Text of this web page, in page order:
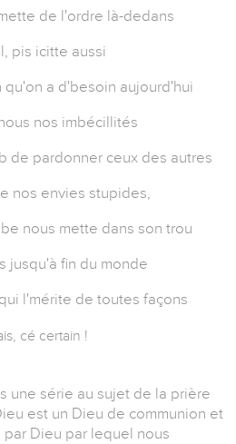
de l'ordre là-dedans
pis icitte aussi
qu'on a d'besoin aujourd'hui
nos imbécillités
de pardonner ceux des autres
nos envies stupides,
nous mette dans son trou
jusqu'à fin du monde
l'mérite de toutes façons
cé certain !
une série au sujet de la prière
est un Dieu de communion et
par Dieu par lequel nous